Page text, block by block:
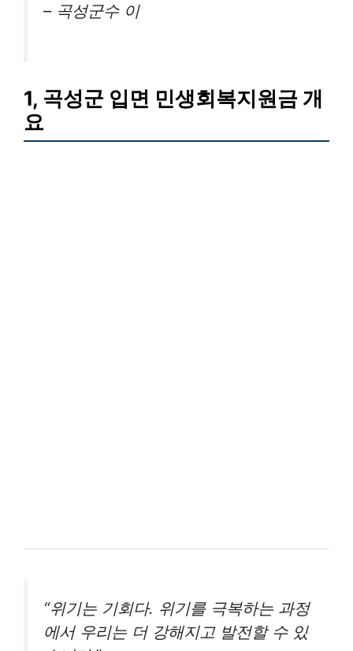
– 곡성군수 이
1, 곡성군 입면 민생회복지원금 개
요
“위기는 기회다. 위기를 극복하는 과정
에서 우리는 더 강해지고 발전할 수 있